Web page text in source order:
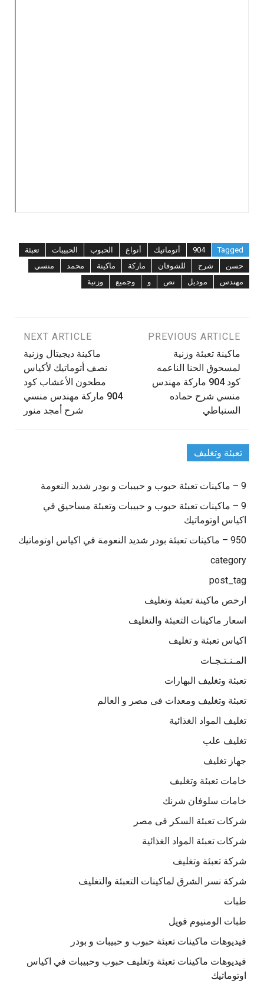
Tagged
904 أتوماتيك أنواع الحبوب الحبيبات
تعبئة
حسن
شرح للشوفان ماركة ماكينة محمد
منسي
مهندس
موديل نص و وجميع وزنية
تصفّح
المقالات
PREVIOUS ARTICLE
‫ماكينة تعبئة وزنية
لمسحوق الحنا الناعمه
كود 904 ماركة مهندس
منسي شرح حماده
NEXT ARTICLE
ماكينة ديجيتال وزنية
نصف أتوماتيك لأكياس
مطحون الأعشاب كود
904 ماركة مهندس منسي
شرح أمجد منور
تعبئة وتغليف
9 – ماكينات تعبئة حبوب و حبيبات و بودر شديد النعومة
9 – ماكينات تعبئة حبوب و حبيبات وتعبئة مساحيق في
اكياس اوتوماتيك
950 – ماكينات تعبئة بودر شديد النعومة في اكياس اوتوماتيك
category
post_tag
ارخص ماكينة تعبئة وتغليف
اسعار ماكينات التعبئة والتغليف
اكياس تعبئة و تغليف
المـنـتـجـات
تعبئة وتغليف البهارات
تعبئة وتغليف ومعدات فى مصر و العالم
تغليف المواد الغذائية
تغليف علب
جهاز تغليف
خامات تعبئة وتغليف
خامات سلوفان شرنك
شركات تعبئة السكر فى مصر
شركات تعبئة المواد الغذائية
شركة تعبئة وتغليف
شركة نسر الشرق لماكينات التعبئة والتغليف
طبات
طبات الومنيوم فويل
فيديوهات ماكينات تعبئة حبوب و حبيبات و بودر
فيديوهات ماكينات تعبئة وتغليف حبوب وحبيبات في اكياس
اوتوماتيك